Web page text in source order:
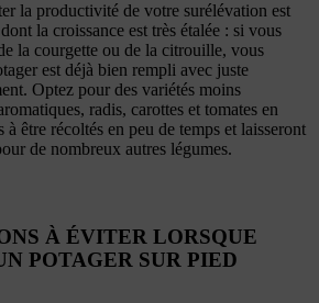
la productivité de votre surélévation est
la croissance est très étalée : si vous
la courgette ou de la citrouille, vous
est déjà bien rempli avec juste
Optez pour des variétés moins
radis, carottes et tomates en
à être récoltés en peu de temps et laisseront
de nombreux autres légumes.
À ÉVITER LORSQUE
POTAGER SUR PIED